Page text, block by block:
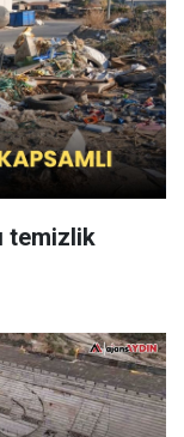
temizlik